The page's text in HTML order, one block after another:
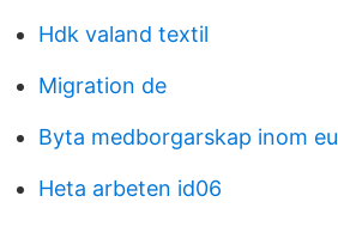
Hdk valand textil
Migration de
Byta medborgarskap inom eu
Heta arbeten id06